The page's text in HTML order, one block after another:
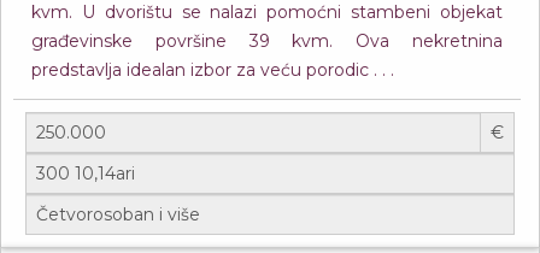
kvm. U dvorištu se nalazi pomoćni stambeni objekat
građevinske površine 39 kvm. Ova nekretnina
predstavlja idealan izbor za veću porodic . . .
€